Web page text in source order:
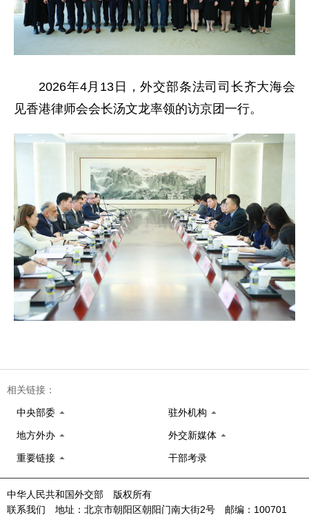
2026年4月13日，外交部条法司司长齐大海会
见香港律师会会长汤文龙率领的访京团一行。
相关链接：
中央部委 驻外机构
地方外办 外交新媒体
重要链接 干部考录
中华人民共和国外交部 版权所有
联系我们 地址：北京市朝阳区朝阳门南大街2号 邮编：100701